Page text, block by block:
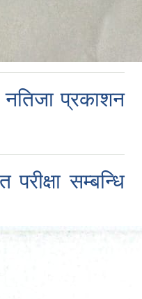
प्रकाशन
सम्बन्धि